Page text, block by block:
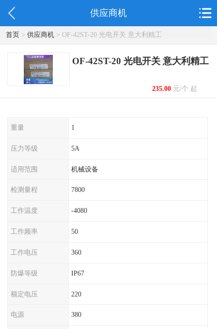
供应商机
首页> 供应商机> OF-42ST-20 光电开关 意大利精工
OF-42ST-20 光电开关 意大利精工
235.00元/个 起
重量 1
压力等级 5A
适用范围 机械设备
检测量程 7800
工作温度 -4080
工作频率 50
工作电压 360
防爆等级 IP67
额定电压 220
电源 380